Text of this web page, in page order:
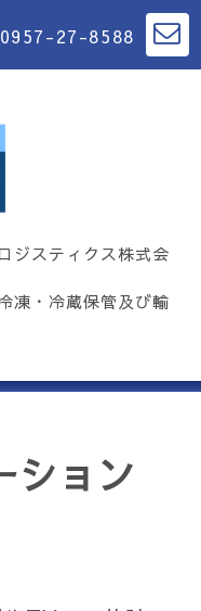
0957-27-8588
ジスティクス株式会
凍・冷蔵保管及び輸
ション